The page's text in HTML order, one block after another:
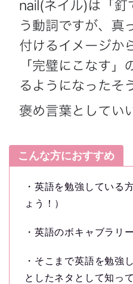
こんな方におすすめ
・英語を勉強している
ょう！）
・英語のボキャブラリ
・そこまで英語を勉強
としたネタとして知っ